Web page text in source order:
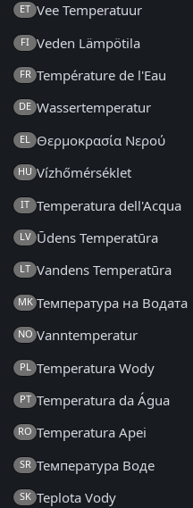
ET Vee Temperatuur
FI Veden Lämpötila
FR Température de l'Eau
DE Wassertemperatur
EL Θερμοκρασία Νερού
HU Vízhőmérséklet
IT Temperatura dell'Acqua
LV Ūdens Temperatūra
LT Vandens Temperatūra
MK Температура на Водата
NO Vanntemperatur
PL Temperatura Wody
PT Temperatura da Água
RO Temperatura Apei
SR Температура Воде
SK Teplota Vody